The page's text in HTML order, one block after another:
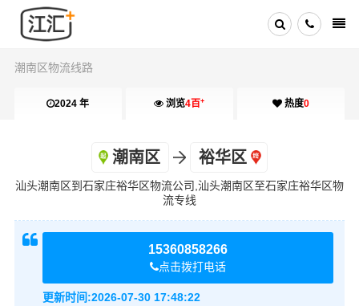
潮南区物流线路
2024 年 浏览4百+ 热度0
潮南区 裕华区
汕头潮南区到石家庄裕华区物流公司,汕头潮南区至石家庄裕华区物
流专线
15360858266
点击拨打电话
更新时间:2026-07-30 17:48:22